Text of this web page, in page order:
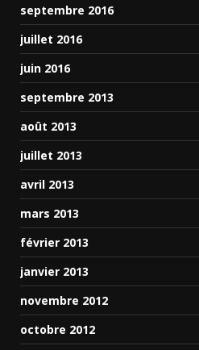
septembre 2016
juillet 2016
juin 2016
septembre 2013
août 2013
juillet 2013
avril 2013
mars 2013
février 2013
janvier 2013
novembre 2012
octobre 2012